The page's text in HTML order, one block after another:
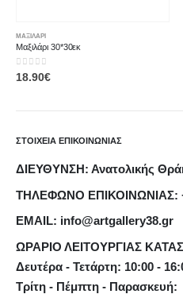
ΜΑΞΙΛΆΡΙ
Μαξιλάρι 30*30εκ
0out of 5
18.90€
ΣΤΟΙΧΕΙΑ ΕΠΙΚΟΙΝΩΝΙΑΣ
ΔΙΕΥΘΥΝΣΗ: Ανατολικής
ΤΗΛΕΦΩΝΟ ΕΠΙΚΟΙΝΩΝΙΑΣ:
EMAIL: info@artgallery38.gr
ΩΡΑΡΙΟ ΛΕΙΤΟΥΡΓΙΑΣ
Δευτέρα - Τετάρτη: 10:00 -
Τρίτη - Πέμπτη - Παρασκευή: